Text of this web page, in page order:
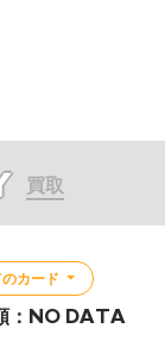
買取
カード
： NO DATA